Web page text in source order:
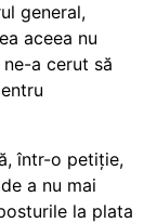
general,
aceea nu
a cerut să
într-o petiție,
a nu mai
la plata